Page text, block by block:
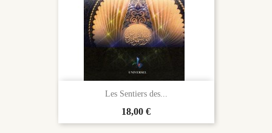
Les Sentiers des...
Prix
18,00 €